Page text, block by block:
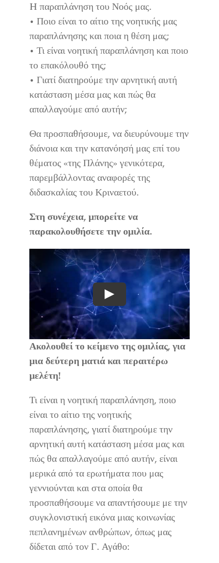
H παραπλάνηση του Νοός μας.
• Ποιο είναι το αίτιο της νοητικής μας
παραπλάνησης και ποια η θέση μας;
• Τι είναι νοητική παραπλάνηση και ποιο
το επακόλουθό της;
• Γιατί διατηρούμε την αρνητική αυτή
κατάσταση μέσα μας και πώς θα
απαλλαγούμε από αυτήν;
Θα προσπαθήσουμε, να διευρύνουμε την
διάνοια και την κατανόησή μας επί του
θέματος «της Πλάνης» γενικότερα,
παρεμβάλλοντας αναφορές της
διδασκαλίας του Κριναετού.
Στη συνέχεια, μπορείτε να
παρακολουθήσετε την ομιλία.
Play
Ακολουθεί το κείμενο της ομιλίας, για
μια δεύτερη ματιά και περαιτέρω
μελέτη!
Τι είναι η νοητική παραπλάνηση, ποιο
είναι το αίτιο της νοητικής
παραπλάνησης, γιατί διατηρούμε την
αρνητική αυτή κατάσταση μέσα μας και
πώς θα απαλλαγούμε από αυτήν, είναι
μερικά από τα ερωτήματα που μας
γεννιούνται και στα οποία θα
προσπαθήσουμε να απαντήσουμε με την
συγκλονιστική εικόνα μιας κοινωνίας
πεπλανημένων ανθρώπων, όπως μας
δίδεται από τον Γ. Αγάθο: